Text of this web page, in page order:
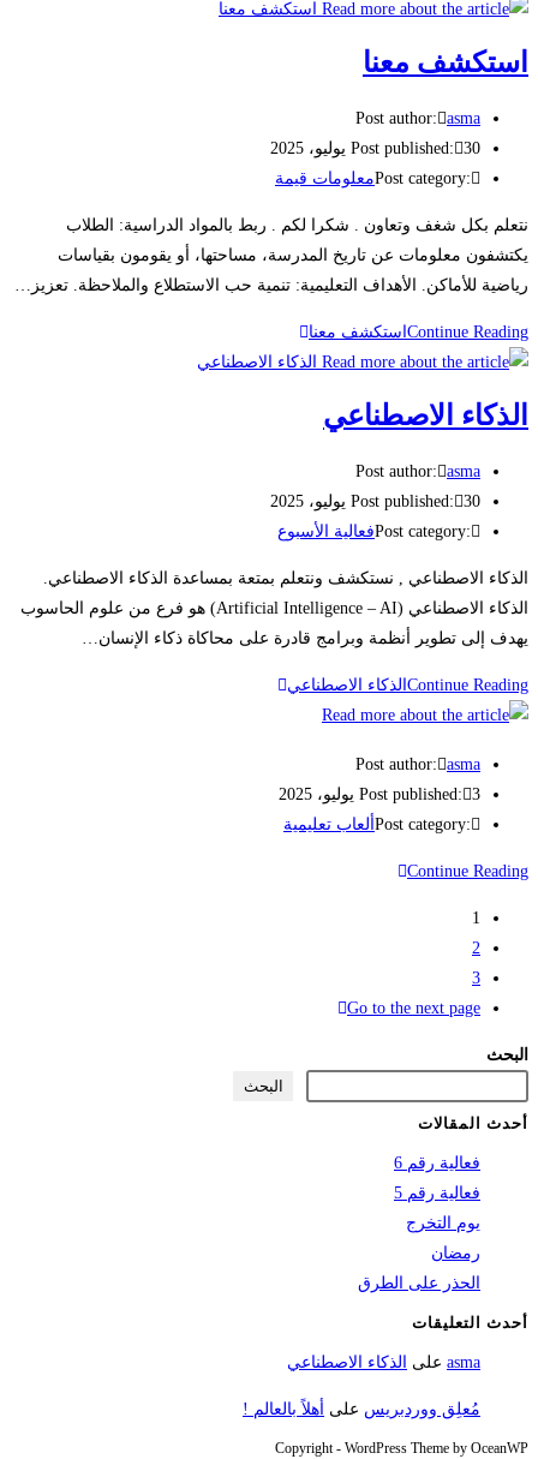
استكشف معنا
Post author: asma
Post published: 30 يوليو، 2025
Post category:معلومات قيمة
نتعلم بكل شغف وتعاون . شكرا لكم . ربط بالمواد الدراسية: الطلاب
يكتشفون معلومات عن تاريخ المدرسة، مساحتها، أو يقومون بقياسات
رياضية للأماكن. الأهداف التعليمية: تنمية حب الاستطلاع والملاحظة. تعزيز…
Continue Readingاستكشف معنا
الذكاء الاصطناعي
Post author: asma
Post published: 30 يوليو، 2025
Post category:فعالية الأسبوع
الذكاء الاصطناعي , نستكشف ونتعلم بمتعة بمساعدة الذكاء الاصطناعي.
الذكاء الاصطناعي (Artificial Intelligence – AI) هو فرع من علوم الحاسوب
يهدف إلى تطوير أنظمة وبرامج قادرة على محاكاة ذكاء الإنسان…
Continue Reading الذكاء الاصطناعي
Post author: asma
Post published: 3 يوليو، 2025
Post category: ألعاب تعليمية
Continue Reading
1
2
3
Go to the next page
البحث
البحث
أحدث المقالات
فعالية رقم 6
فعالية رقم 5
يوم التخرج
رمضان
الحذر على الطرق
أحدث التعليقات
asma على الذكاء الاصطناعي
مُعلِق ووردبريس على أهلاً بالعالم !
Copyright - WordPress Theme by OceanWP